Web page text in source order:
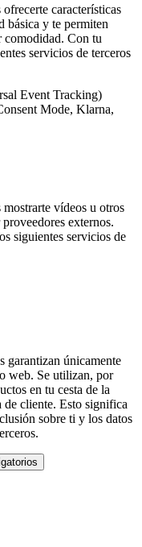
características
básica y te permiten
Con tu
servicios de terceros
Event Tracking)
Mode, Klarna,
vídeos u otros
externos.
siguientes servicios de
garantizan únicamente
web. Se utilizan, por
en tu cesta de la
de cliente. Esto significa
sobre ti y los datos